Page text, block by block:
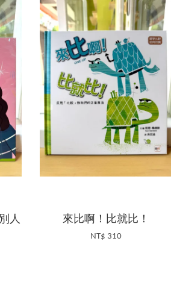
人
來比啊！比就比！
NT$ 310